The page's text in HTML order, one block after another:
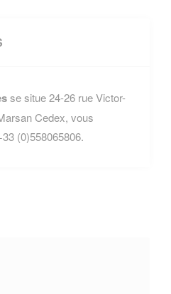
se situe 24-26 rue Victor-
Cedex, vous
(0)558065806.